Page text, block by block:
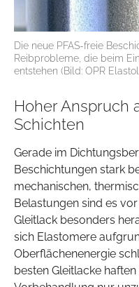
Die neue PFAS-freie
Reibprobleme, die beim
entstehen (Bild: OPR
Hoher Anspruch
Schichten
Gerade im
Beschichtungen stark
mechanischen,
Belastungen sind es
Gleitlack besonders
sich Elastomere
Oberflächenenergie
besten Gleitlacke